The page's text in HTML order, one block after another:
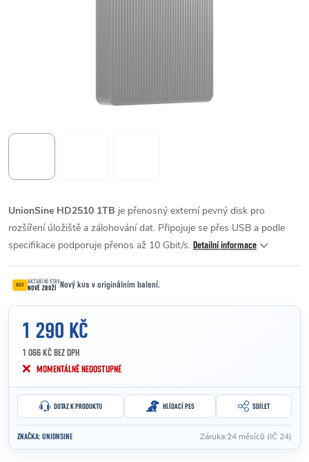
UnionSine HD2510 1TB je přenosný externí pevný disk pro
rozšíření úložiště a zálohování dat. Připojuje se přes USB a podle
specifikace podporuje přenos až 10 Gbit/s. Detailní informace
NOV AKTUÁLNÍ STAV
NOVÉ ZBOŽÍ Nový kus v originálním balení.
1 290 KČ
1 066 KČ BEZ DPH
Měrná cena:
MOMENTÁLNĚ NEDOSTUPNÉ
DOTAZ K PRODUKTU HLÍDACÍ PES SDÍLET
ZNAČKA: UNIONSINE Záruka:24 měsíců (IČ 24)